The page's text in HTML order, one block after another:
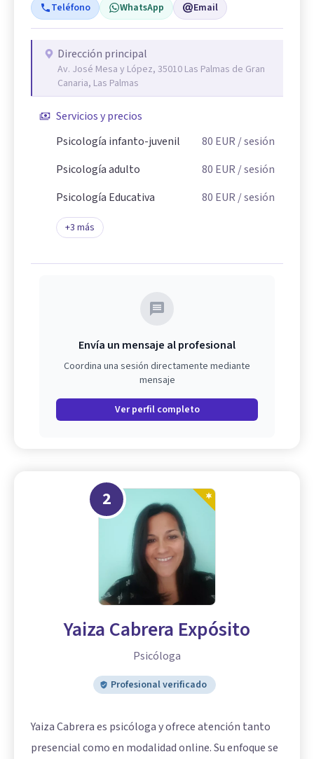
Teléfono WhatsApp Email
Dirección principal
Av. José Mesa y López, 35010 Las Palmas de Gran
Canaria, Las Palmas
Servicios y precios
Psicología infanto-juvenil
80 EUR / sesión
Psicología adulto
80 EUR / sesión
Psicología Educativa
80 EUR / sesión
+3 más
Envía un mensaje al profesional
Coordina una sesión directamente mediante
mensaje
Ver perfil completo
2
Yaiza Cabrera Expósito
Psicóloga
Profesional verificado
Yaiza Cabrera es psicóloga y ofrece atención tanto
presencial como en modalidad online. Su enfoque se